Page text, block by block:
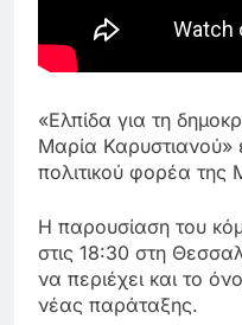
«Ελπίδα για τη
Μαρία Καρυστιανού»
πολιτικού φορέα της
Η παρουσίαση του
στις 18:30 στη
να περιέχει και το
νέας παράταξης.